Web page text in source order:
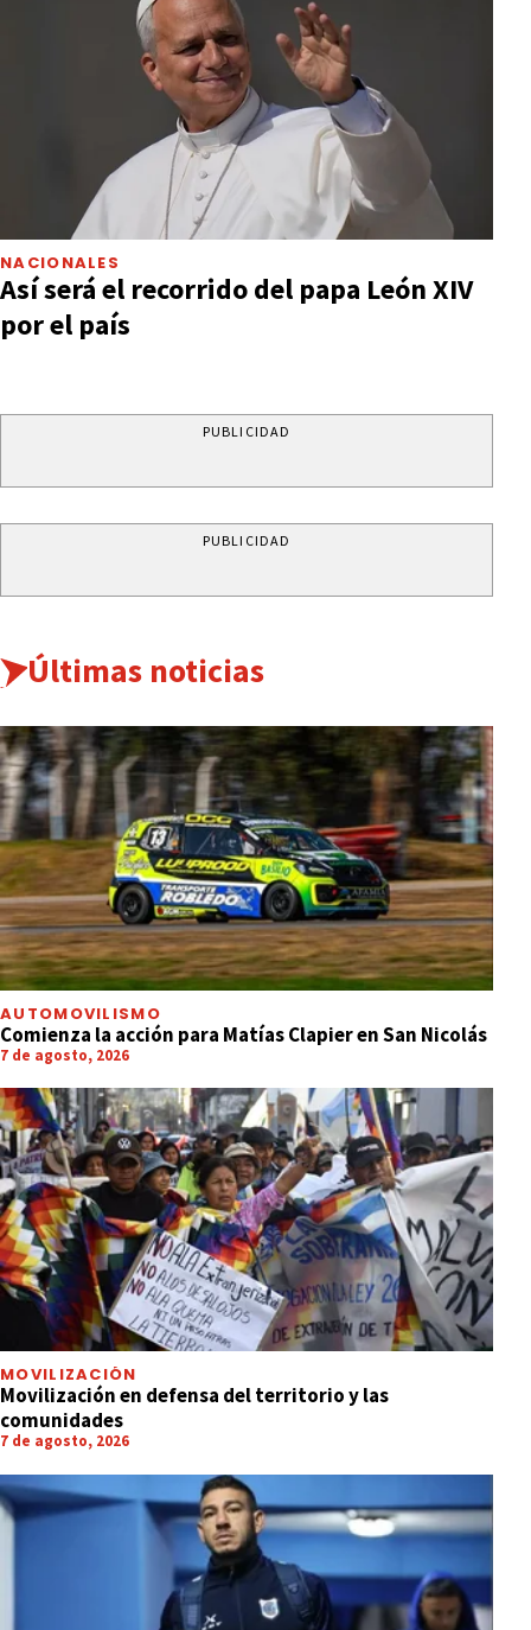
NACIONALES
Así será el recorrido del papa León XIV
por el país
PUBLICIDAD
PUBLICIDAD
Últimas noticias
AUTOMOVILISMO
Comienza la acción para Matías Clapier en San Nicolás
7 de agosto, 2026
MOVILIZACIÓN
Movilización en defensa del territorio y las
comunidades
7 de agosto, 2026